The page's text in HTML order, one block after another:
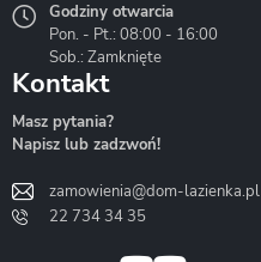
Liveno
Godziny otwarcia
Pon. - Pt.: 08:00 - 16:00
Sob.: Zamknięte
Kontakt
Masz pytania?
Napisz lub zadzwoń!
zamowienia@dom-lazienka.pl
22 734 34 35